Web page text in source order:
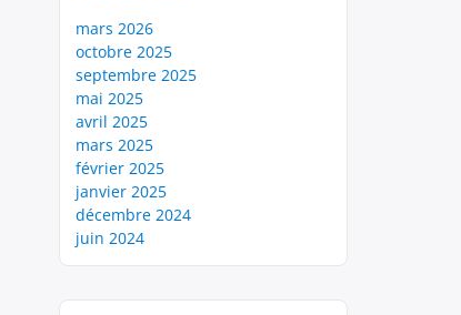
mars 2026
octobre 2025
septembre 2025
mai 2025
avril 2025
mars 2025
février 2025
janvier 2025
décembre 2024
juin 2024